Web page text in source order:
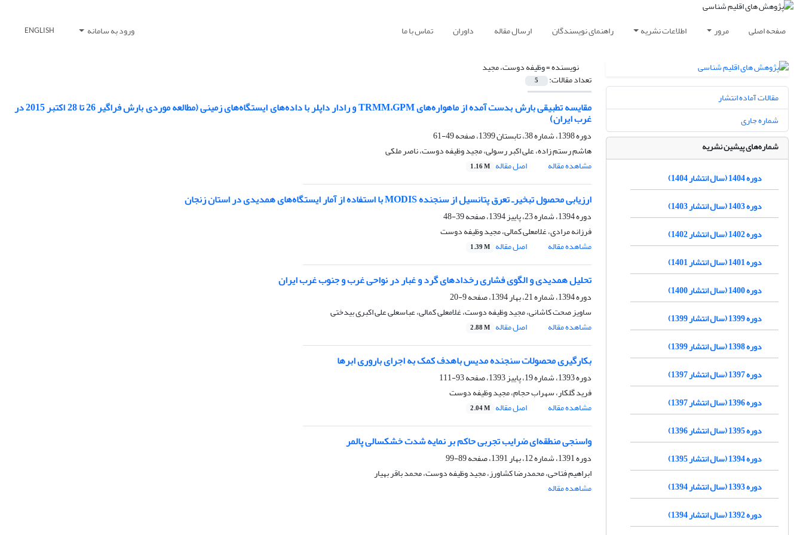
صفحه اصلی مرور اطلاعات نشریه راهنمای نویسندگان ارسال مقاله داوران تماس با ما ورود به سامانه ENGLISH
نویسنده =وظیفه دوست، مجید
تعداد مقالات: 5
مقایسه تطبیقی بارش بدست آمده از ماهواره‌های TRMM،GPM و رادار داپلر با داده‌های ایستگاه‌های زمینی (مطالعه موردی بارش فراگیر 26 تا 28 اکتبر 2015 در
غرب ایران)
دوره 1398، شماره 38، تابستان 1399، صفحه
49-61
هاشم رستم زاده، علی اکبر رسولی، مجید وظیفه دوست، ناصر ملکی
مشاهده مقاله
اصل مقاله 1.16 M
ارزیابی محصول تبخیرـ تعرق پتانسیل از سنجنده MODIS با استفاده از آمار ایستگاه‌های همدیدی در استان زنجان
دوره 1394، شماره 23، پاییز 1394، صفحه
39-48
فرزانه مرادی، غلامعلی کمالی، مجید وظیفه دوست
مشاهده مقاله
اصل مقاله 1.39 M
تحلیل همدیدی و الگوی فشاری رخدادهای گرد و غبار در نواحی غرب و جنوب غرب ایران
دوره 1394، شماره 21، بهار 1394، صفحه
9-20
ساویز صحت کاشانی، مجید وظیفه دوست، غلامعلی کمالی، عباسعلی علی اکبری بیدختی
مشاهده مقاله
اصل مقاله 2.88 M
بکارگیری محصولات سنجنده مدیس باهدف کمک به اجرای باروری ابرها
دوره 1393، شماره 19، پاییز 1393، صفحه
93-111
فرید گلکار، سهراب حجام، مجید وظیفه دوست
مشاهده مقاله
اصل مقاله 2.04 M
واسنجی منطقه‌ای ضرایب تجربی حاکم بر نمایه شدت خشکسالی پالمر
دوره 1391، شماره 12، بهار 1391، صفحه
89-99
ابراهیم فتاحی، محمدرضا کشاورز، مجید وظیفه دوست، محمد باقر بهیار
مشاهده مقاله
مقالات آماده انتشار
شماره جاری
شماره‌های پیشین نشریه
دوره 1404 (سال انتشار 1404)
دوره 1403 (سال انتشار 1403)
دوره 1402 (سال انتشار 1402)
دوره 1401 (سال انتشار 1401)
دوره 1400 (سال انتشار 1400)
دوره 1399 (سال انتشار 1399)
دوره 1398 (سال انتشار 1399)
دوره 1397 (سال انتشار 1397)
دوره 1396 (سال انتشار 1397)
دوره 1395 (سال انتشار 1396)
دوره 1394 (سال انتشار 1395)
دوره 1393 (سال انتشار 1394)
دوره 1392 (سال انتشار 1394)